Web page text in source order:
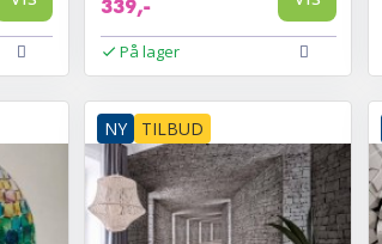
339,-
På lager
NY TILBUD